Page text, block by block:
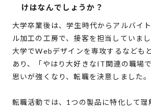
けはなんでしょうか？
大学卒業後は、学生時代からアルバイ
ル加工の工房で、接客を担当していま
大学でWebデザインを専攻するなども
あり、「やはり大好きなIT関連の職場
思いが強くなり、転職を決意しました。
転職活動では、1つの製品に特化して理